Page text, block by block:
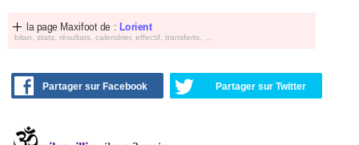
la page Maxifoot de : Lorient
bilan, stats, résultats, calendrier, effectif, transferts, ...
Partager sur Facebook Partager sur Twitter